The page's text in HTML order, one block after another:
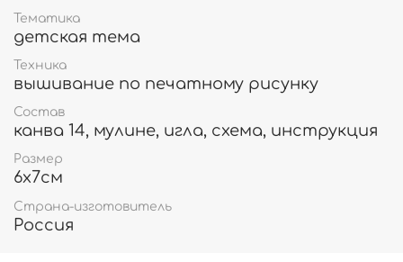
Тематика
детская тема
Техника
вышивание по печатному рисунку
Состав
канва 14, мулине, игла, схема, инструкция
Размер
6х7см
Страна-изготовитель
Россия